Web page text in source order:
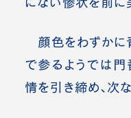
顔色をわずかに青
で参るようでは門
情を引き締め、次